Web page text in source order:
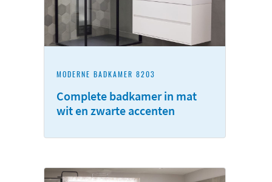
MODERNE BADKAMER 8203
Complete badkamer in mat
wit en zwarte accenten